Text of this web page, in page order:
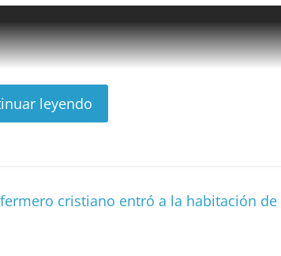
leyendo
cristiano entró a la habitación